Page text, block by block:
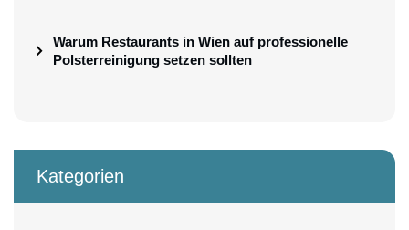
Warum Restaurants in Wien auf professionelle
Polsterreinigung setzen sollten
Kategorien